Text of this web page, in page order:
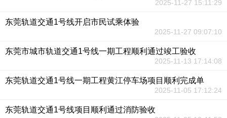
2025-11-27 15:11:29
东莞轨道交通1号线开启市民试乘体验
2025-11-27 09:07:10
东莞市城市轨道交通1号线一期工程顺利通过竣工验收
2025-11-13 17:14:08
东莞轨道交通1号线一期工程黄江停车场项目顺利完成单
2025-11-05 17:12:24
东莞轨道交通1号线项目顺利通过消防验收